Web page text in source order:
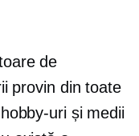
de
provin din toate
uri și medii